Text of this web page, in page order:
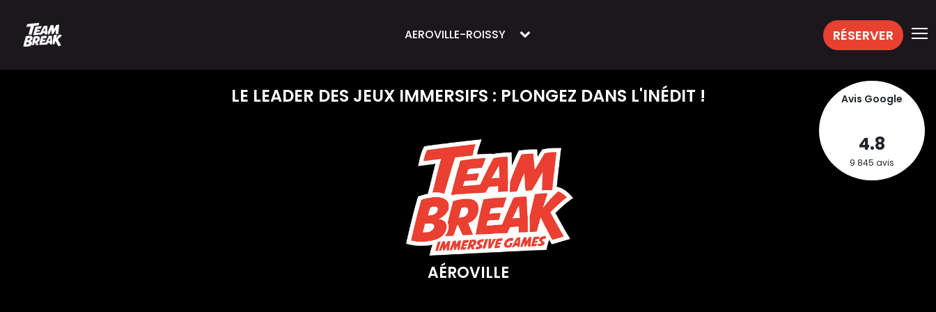
AEROVILLE-ROISSY RÉSERVER
LE LEADER DES JEUX IMMERSIFS : PLONGEZ DANS L'INÉDIT !
AÉROVILLE
Avis Google
4.8
9 845 avis